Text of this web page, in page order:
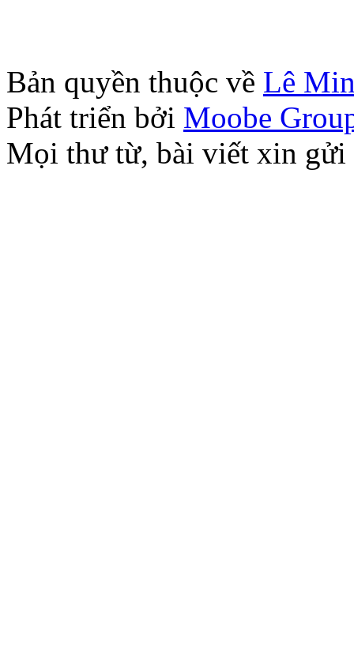
Bản quyền thuộc về Lê
Phát triển bởi Moobe
Mọi thư từ, bài viết xin gửi